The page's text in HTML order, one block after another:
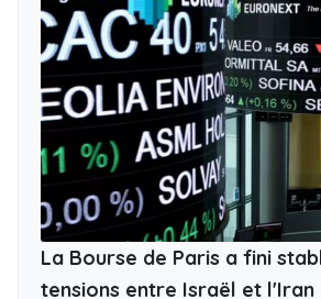
La Bourse de Paris a fini
tensions entre Israël et l'Iran